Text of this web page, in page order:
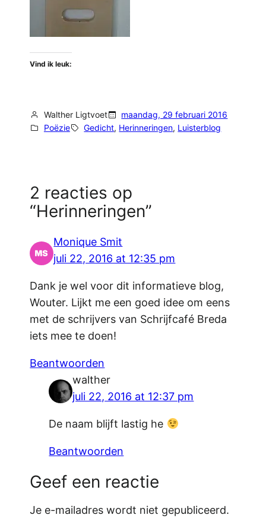
Vind ik leuk:
Walther Ligtvoet
maandag, 29 februari 2016
Poëzie
Gedicht, Herinneringen, Luisterblog
2 reacties op
“Herinneringen”
Monique Smit
juli 22, 2016 at 12:35 pm
Dank je wel voor dit informatieve blog,
Wouter. Lijkt me een goed idee om eens
met de schrijvers van Schrijfcafé Breda
iets mee te doen!
Beantwoorden
walther
juli 22, 2016 at 12:37 pm
De naam blijft lastig he
Beantwoorden
Geef een reactie
Je e-mailadres wordt niet gepubliceerd.